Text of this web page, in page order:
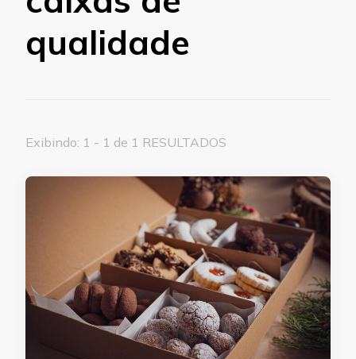
qualidade
Exibindo: 1 - 1 de 1 RESULTADOS